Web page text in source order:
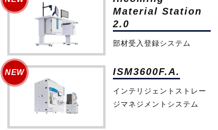
Material Station
2.0
部材受入登録システム
ISM3600F.A.
インテリジェントストレー
ジマネジメントシステム